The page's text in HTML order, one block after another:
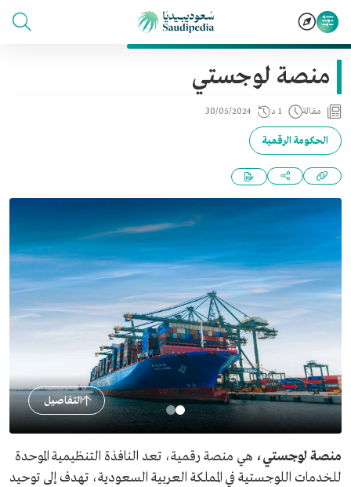
منصة لوجستي
مقالة 1 د 30/05/2024
الحكومة الرقمية
التفاصيل
منصة لوجستي، هي منصة رقمية، تعد النافذة التنظيمية الموحدة
للخدمات اللوجستية في المملكة العربية السعودية، تهدف إلى توحيد